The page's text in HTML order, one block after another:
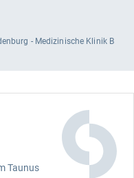
- Medizinische Klinik B
Taunus